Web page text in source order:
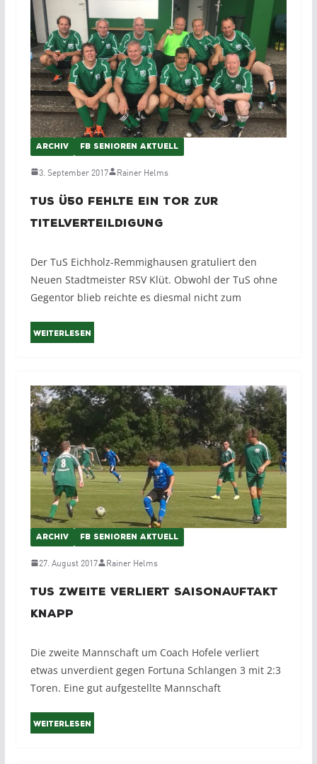
ARCHIV FB SENIOREN AKTUELL
3. September 2017 Rainer Helms
TuS Ü50 fehlte ein Tor zur
Titelverteildigung
Der TuS Eichholz-Remmighausen gratuliert den
Neuen Stadtmeister RSV Klüt. Obwohl der TuS ohne
Gegentor blieb reichte es diesmal nicht zum
Weiterlesen
ARCHIV FB SENIOREN AKTUELL
27. August 2017 Rainer Helms
TuS Zweite verliert Saisonauftakt
knapp
Die zweite Mannschaft um Coach Hofele verliert
etwas unverdient gegen Fortuna Schlangen 3 mit 2:3
Toren. Eine gut aufgestellte Mannschaft
Weiterlesen